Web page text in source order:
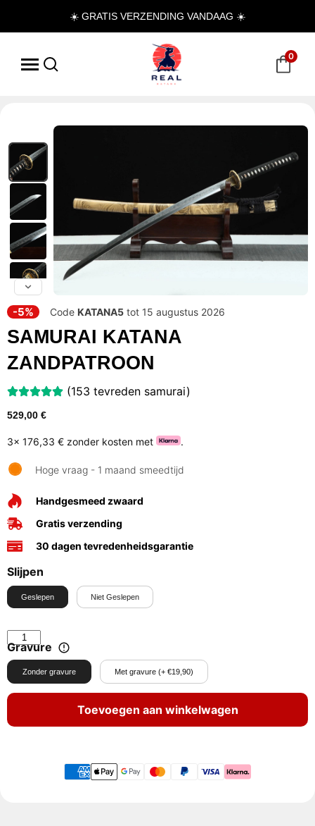
☀️ GRATIS VERZENDING VANDAAG ☀️
0
-5% Code KATANA5 tot 15 augustus 2026
SAMURAI KATANA
ZANDPATROON
(153 tevreden samurai)
529,00 €
3x 176,33 € zonder kosten met .
Hoge vraag - 1 maand smeedtijd
Handgesmeed zwaard
Gratis verzending
30 dagen tevredenheidsgarantie
Slijpen
Geslepen Niet Geslepen
Gravure
Zonder gravure Met gravure (+ €19,90)
Toevoegen aan winkelwagen